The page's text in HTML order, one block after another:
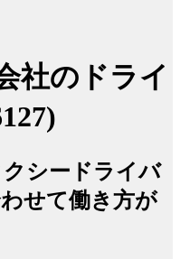
社のドライ
クシードライバ
せて働き方が